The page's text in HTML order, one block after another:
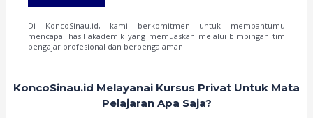
Di KoncoSinau.id, kami berkomitmen untuk membantumu
mencapai hasil akademik yang memuaskan melalui bimbingan tim
pengajar profesional dan berpengalaman.
KoncoSinau.id Melayanai Kursus Privat Untuk Mata
Pelajaran Apa Saja?